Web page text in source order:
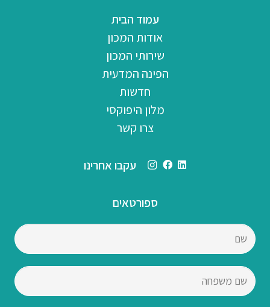
עמוד הבית
אודות המכון
שירותי המכון
הפינה המדעית
חדשות
מלון היפוקסי
צרו קשר
עקבו אחרינו
ספורטאים